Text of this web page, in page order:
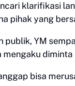
klarifikasi
pihak yang
publik, YM
mengaku
bisa